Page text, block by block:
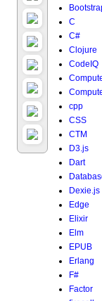
C
C#
Clojure
CodeIQ
cpp
CSS
CTM
D3.js
Dart
Dexie.js
Edge
Elixir
Elm
EPUB
Erlang
F#
Factor